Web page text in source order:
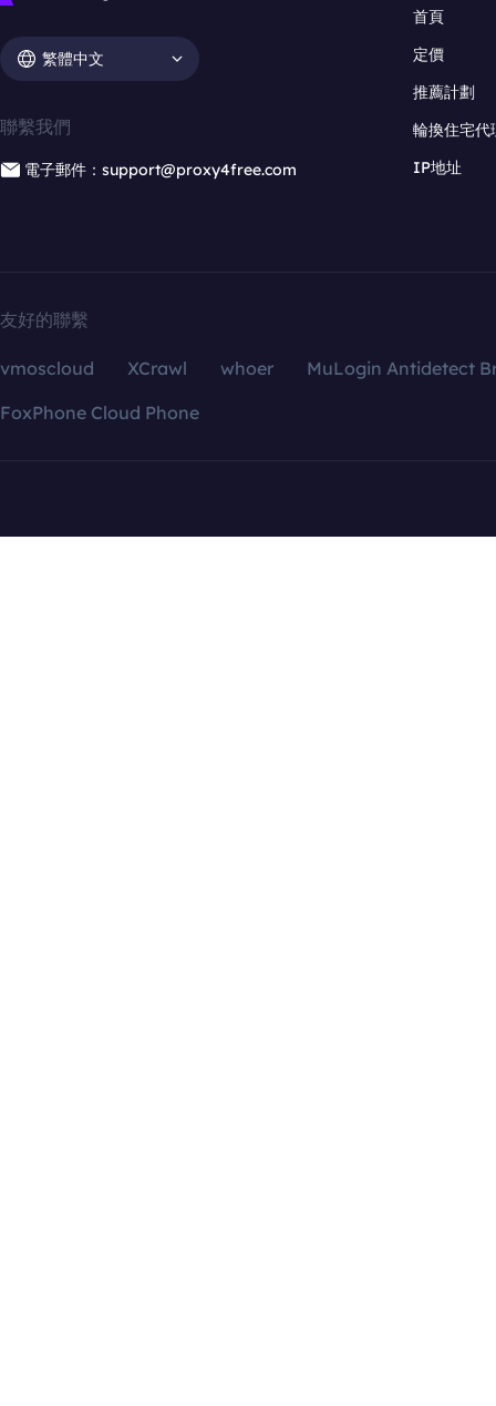
繁體中文
聯繫我們
電子郵件：support@proxy4free.com
首頁
定價
推薦計劃
輪換住宅代
IP地址
友好的聯繫
vmoscloud XCrawl whoer
MuLogin Antidetect
FoxPhone Cloud Phone